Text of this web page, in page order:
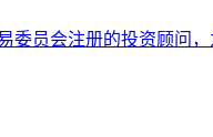
委员会注册的投资顾问